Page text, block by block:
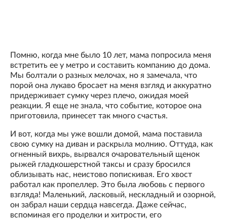
Помню, когда мне было 10 лет, мама попросила меня
встретить ее у метро и составить компанию до дома.
Мы болтали о разных мелочах, но я замечала, что
порой она лукаво бросает на меня взгляд и аккуратно
придерживает сумку через плечо, ожидая моей
реакции. Я еще не знала, что событие, которое она
приготовила, принесет так много счастья.
И вот, когда мы уже вошли домой, мама поставила
свою сумку на диван и раскрыла молнию. Оттуда, как
огненный вихрь, вырвался очаровательный щенок
рыжей гладкошерстной таксы и сразу бросился
облизывать нас, неистово попискивая. Его хвост
работал как пропеллер. Это была любовь с первого
взгляда! Маленький, ласковый, нескладный и озорной,
он забрал наши сердца навсегда. Даже сейчас,
вспоминая его проделки и хитрости, его